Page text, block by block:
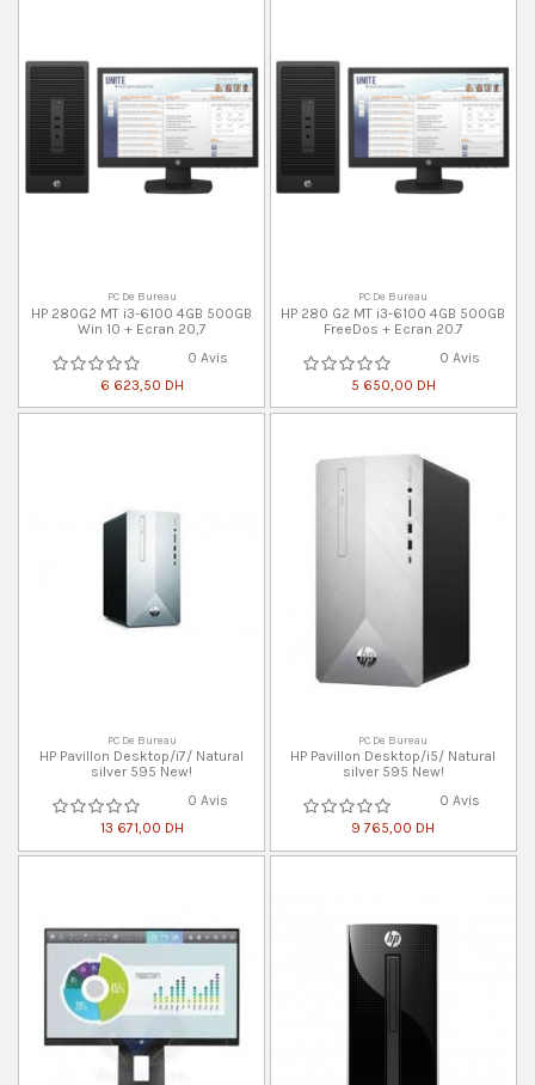
PC De Bureau
HP 280G2 MT i3-6100 4GB 500GB
Win 10 + Ecran 20,7
0 Avis
6 623,50 DH
PC De Bureau
HP 280 G2 MT i3-6100 4GB 500GB
FreeDos + Ecran 20.7
0 Avis
5 650,00 DH
PC De Bureau
HP Pavillon Desktop/i7/ Natural
silver 595 New!
0 Avis
13 671,00 DH
PC De Bureau
HP Pavillon Desktop/i5/ Natural
silver 595 New!
0 Avis
9 765,00 DH